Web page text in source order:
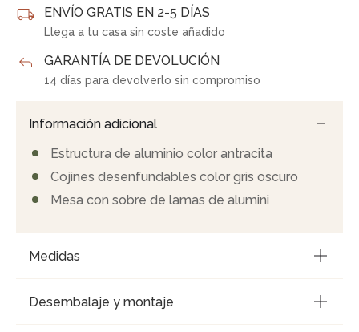
ENVÍO GRATIS EN 2-5 DÍAS
Llega a tu casa sin coste añadido
GARANTÍA DE DEVOLUCIÓN
14 días para devolverlo sin compromiso
Información adicional
Estructura de aluminio color antracita
Cojines desenfundables color gris oscuro
Mesa con sobre de lamas de alumini
Medidas
Desembalaje y montaje